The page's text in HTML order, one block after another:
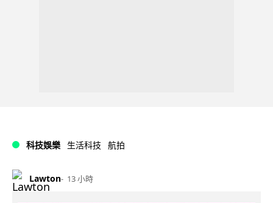
科技娛樂 生活科技 航拍
Lawton 13 小時